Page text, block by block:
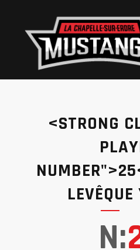
<STRONG
N: